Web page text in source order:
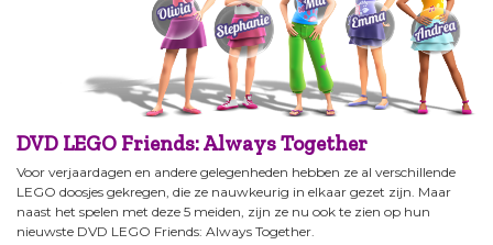
DVD LEGO Friends: Always Together
Voor verjaardagen en andere gelegenheden hebben ze al verschillende
LEGO doosjes gekregen, die ze nauwkeurig in elkaar gezet zijn. Maar
naast het spelen met deze 5 meiden, zijn ze nu ook te zien op hun
nieuwste DVD LEGO Friends: Always Together.